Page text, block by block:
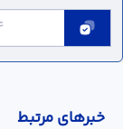
خبر‌های مرتبط